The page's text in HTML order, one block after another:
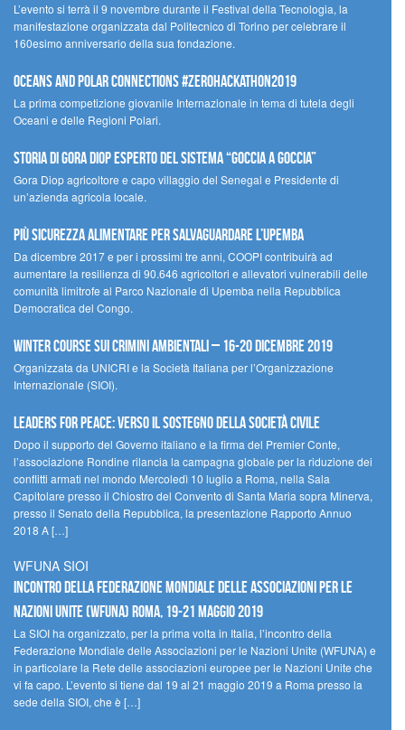
L’evento si terrà il 9 novembre durante il Festival della Tecnologia, la
manifestazione organizzata dal Politecnico di Torino per celebrare il
160esimo anniversario della sua fondazione.
Oceans and Polar Connections #ZEROHackathon2019
La prima competizione giovanile Internazionale in tema di tutela degli
Oceani e delle Regioni Polari.
STORIA DI GORA DIOP ESPERTO DEL SISTEMA “GOCCIA A GOCCIA”
Gora Diop agricoltore e capo villaggio del Senegal e Presidente di
un’azienda agricola locale.
Più sicurezza alimentare per salvaguardare l’Upemba
Da dicembre 2017 e per i prossimi tre anni, COOPI contribuirà ad
aumentare la resilienza di 90.646 agricoltori e allevatori vulnerabili delle
comunità limitrofe al Parco Nazionale di Upemba nella Repubblica
Democratica del Congo.
Winter Course sui Crimini Ambientali – 16-20 Dicembre 2019
Organizzata da UNICRI e la Società Italiana per l’Organizzazione
Internazionale (SIOI).
Leaders for peace: verso il sostegno della società civile
Dopo il supporto del Governo italiano e la firma del Premier Conte,
l’associazione Rondine rilancia la campagna globale per la riduzione dei
conflitti armati nel mondo Mercoledì 10 luglio a Roma, nella Sala
Capitolare presso il Chiostro del Convento di Santa Maria sopra Minerva,
presso il Senato della Repubblica, la presentazione Rapporto Annuo
2018 A […]
WFUNA SIOI
Incontro della Federazione Mondiale delle Associazioni per le
Nazioni Unite (WFUNA) Roma, 19-21 maggio 2019
La SIOI ha organizzato, per la prima volta in Italia, l’incontro della
Federazione Mondiale delle Associazioni per le Nazioni Unite (WFUNA) e
in particolare la Rete delle associazioni europee per le Nazioni Unite che
vi fa capo. L’evento si tiene dal 19 al 21 maggio 2019 a Roma presso la
sede della SIOI, che è […]